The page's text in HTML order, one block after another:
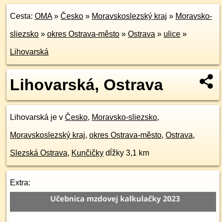
Cesta: OMA» Česko » Moravskoslezský kraj » Moravsko-
sliezsko » okres Ostrava-město » Ostrava » ulice »
Lihovarská
Lihovarská, Ostrava
Lihovarská je v Česko, Moravsko-sliezsko,
Moravskoslezský kraj, okres Ostrava-město, Ostrava,
Slezská Ostrava, Kunčičky dĺžky 3,1 km
Extra: